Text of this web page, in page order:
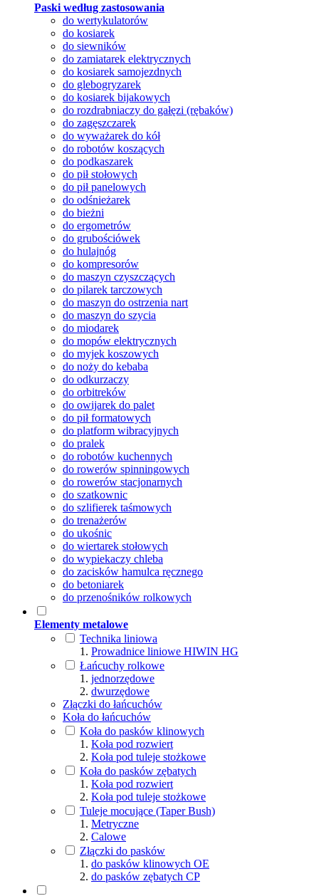
Paski według zastosowania
do wertykulatorów
do kosiarek
do siewników
do zamiatarek elektrycznych
do kosiarek samojezdnych
do glebogryzarek
do kosiarek bijakowych
do rozdrabniaczy do gałęzi (rębaków)
do zagęszczarek
do wyważarek do kół
do robotów koszących
do podkaszarek
do pił stołowych
do pił panelowych
do odśnieżarek
do bieżni
do ergometrów
do grubościówek
do hulajnóg
do kompresorów
do maszyn czyszczących
do pilarek tarczowych
do maszyn do ostrzenia nart
do maszyn do szycia
do miodarek
do mopów elektrycznych
do myjek koszowych
do noży do kebaba
do odkurzaczy
do orbitreków
do owijarek do palet
do pił formatowych
do platform wibracyjnych
do pralek
do robotów kuchennych
do rowerów spinningowych
do rowerów stacjonarnych
do szatkownic
do szlifierek taśmowych
do trenażerów
do ukośnic
do wiertarek stołowych
do wypiekaczy chleba
do zacisków hamulca ręcznego
do betoniarek
do przenośników rolkowych
Elementy metalowe
Technika liniowa
Prowadnice liniowe HIWIN HG
Łańcuchy rolkowe
jednorzędowe
dwurzędowe
Złączki do łańcuchów
Koła do łańcuchów
Koła do pasków klinowych
Koła pod rozwiert
Koła pod tuleje stożkowe
Koła do pasków zębatych
Koła pod rozwiert
Koła pod tuleje stożkowe
Tuleje mocujące (Taper Bush)
Metryczne
Calowe
Złączki do pasków
do pasków klinowych OE
do pasków zębatych CP